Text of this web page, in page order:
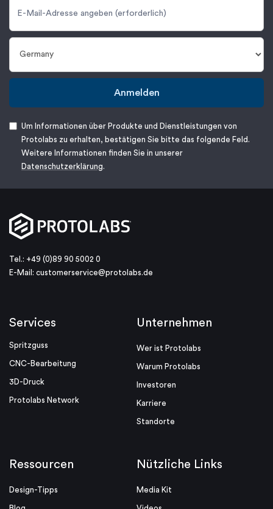
Anmelden
Um Informationen über Produkte und Dienstleistungen von
Protolabs zu erhalten, bestätigen Sie bitte das folgende Feld.
Weitere Informationen finden Sie in unserer
Datenschutzerklärung.
Tel.: +49 (0)89 90 5002 0
E-Mail: customerservice@protolabs.de
Services
Spritzguss
CNC-Bearbeitung
3D-Druck
Protolabs Network
Unternehmen
Wer ist Protolabs
Warum Protolabs
Investoren
Karriere
Standorte
Ressourcen
Design-Tipps
Nützliche Links
Media Kit